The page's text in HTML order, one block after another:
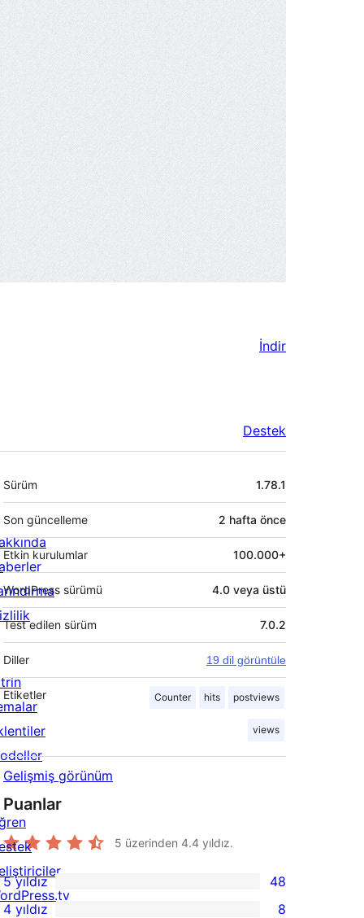
İndir
Destek
Meta
Sürüm 1.78.1
Son güncelleme 2 hafta önce
Etkin kurulumlar 100.000+
WordPress sürümü 4.0 veya üstü
Test edilen sürüm 7.0.2
Diller 19 dil görüntüle
Etiketler Counter hits postviews
views
Gelişmiş görünüm
Puanlar
5 üzerinden 4.4 yıldız.
48
5 yıldız 48
4 yıldız 8